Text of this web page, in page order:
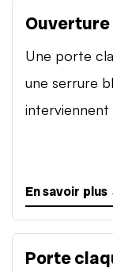
Une porte
une serrure
interviennent
En savoir plus
Porte